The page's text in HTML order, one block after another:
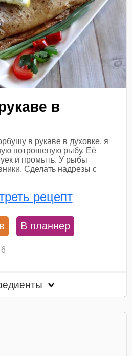
в
в рукаве в духовке, я
потрошеную рыбу. Её
и промыть. У рыбы
Сделать надрезы с
рецепт
В планнер
6